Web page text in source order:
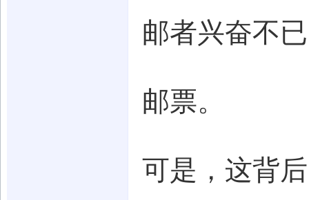
邮者兴奋不
邮票。
可是，这背